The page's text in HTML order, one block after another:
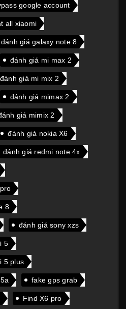
google account
all xiaomi
đánh giá galaxy note 8
đánh giá mi max 2
đánh giá mi mix 2
đánh giá mimax 2
giá mimix 2
đánh giá nokia X6
đánh giá redmi note 4x
8
đánh giá sony xzs
5
5 plus
fake gps grab
Find X6 pro